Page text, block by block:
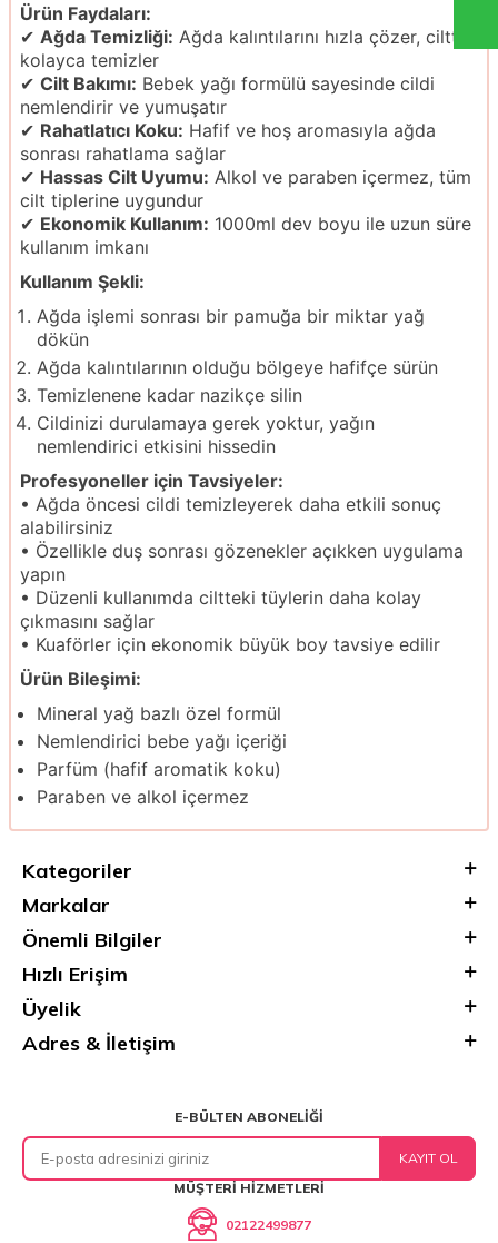
Ürün Faydaları:
✔ Ağda Temizliği: Ağda kalıntılarını hızla çözer, ciltten
kolayca temizler
✔ Cilt Bakımı: Bebek yağı formülü sayesinde cildi
nemlendirir ve yumuşatır
✔ Rahatlatıcı Koku: Hafif ve hoş aromasıyla ağda
sonrası rahatlama sağlar
✔ Hassas Cilt Uyumu: Alkol ve paraben içermez, tüm
cilt tiplerine uygundur
✔ Ekonomik Kullanım: 1000ml dev boyu ile uzun süre
kullanım imkanı
Kullanım Şekli:
Ağda işlemi sonrası bir pamuğa bir miktar yağ
dökün
Ağda kalıntılarının olduğu bölgeye hafifçe sürün
Temizlenene kadar nazikçe silin
Cildinizi durulamaya gerek yoktur, yağın
nemlendirici etkisini hissedin
Profesyoneller için Tavsiyeler:
• Ağda öncesi cildi temizleyerek daha etkili sonuç
alabilirsiniz
• Özellikle duş sonrası gözenekler açıkken uygulama
yapın
• Düzenli kullanımda ciltteki tüylerin daha kolay
çıkmasını sağlar
• Kuaförler için ekonomik büyük boy tavsiye edilir
Ürün Bileşimi:
Mineral yağ bazlı özel formül
Nemlendirici bebe yağı içeriği
Parfüm (hafif aromatik koku)
Paraben ve alkol içermez
Kategoriler
Markalar
Önemli Bilgiler
Hızlı Erişim
Üyelik
Adres & İletişim
E-BÜLTEN ABONELIĞI
KAYIT OL
MÜŞTERI HIZMETLERI
02122499877